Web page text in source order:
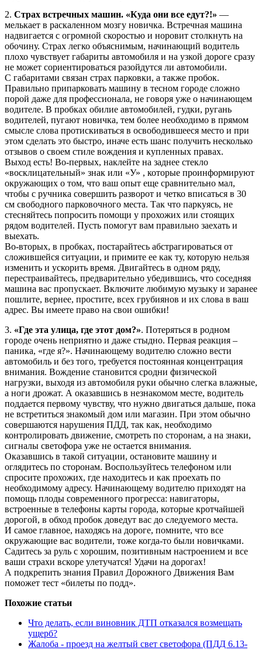
2. Страх встречных машин. «Куда они все едут?!» —
мелькает в раскаленном мозгу новичка. Встречная машина
надвигается с огромной скоростью и норовит столкнуть на
обочину. Страх легко объяснимым, начинающий водитель
плохо чувствует габариты автомобиля и на узкой дороге сразу
не может сориентироваться разойдутся ли автомобили.
С габаритами связан страх парковки, а также пробок.
Правильно припарковать машину в тесном городе сложно
порой даже для профессионала, не говоря уже о начинающем
водителе. В пробках обилие автомобилей, гудки, ругань
водителей, пугают новичка, тем более необходимо в прямом
смысле слова протискиваться в освободившееся место и при
этом сделать это быстро, иначе есть шанс получить несколько
отзывов о своем стиле вождения и купленных правах.
Выход есть! Во-первых, наклейте на заднее стекло
«восклицательный» знак или «У» , которые проинформируют
окружающих о том, что ваш опыт еще сравнительно мал,
чтобы с ручника совершить разворот и четко вписаться в 30
см свободного парковочного места. Так что паркуясь, не
стесняйтесь попросить помощи у прохожих или стоящих
рядом водителей. Пусть помогут вам правильно заехать и
выехать.
Во-вторых, в пробках, постарайтесь абстрагироваться от
сложившейся ситуации, и примите ее как ту, которую нельзя
изменить и ускорить время. Двигайтесь в одном ряду,
перестраивайтесь, предварительно убедившись, что соседняя
машина вас пропускает. Включите любимую музыку и заранее
пошлите, вернее, простите, всех грубиянов и их слова в ваш
адрес. Вы имеете право на свои ошибки!
3. «Где эта улица, где этот дом?». Потеряться в родном
городе очень неприятно и даже стыдно. Первая реакция –
паника, «где я?». Начинающему водителю сложно вести
автомобиль и без того, требуется постоянная концентрация
внимания. Вождение становится сродни физической
нагрузки, выходя из автомобиля руки обычно слегка влажные,
а ноги дрожат. А оказавшись в незнакомом месте, водитель
поддается первому чувству, что нужно двигаться дальше, пока
не встретиться знакомый дом или магазин. При этом обычно
совершаются нарушения ПДД, так как, необходимо
контролировать движение, смотреть по сторонам, а на знаки,
сигналы светофора уже не остается внимания.
Оказавшись в такой ситуации, остановите машину и
оглядитесь по сторонам. Воспользуйтесь телефоном или
спросите прохожих, где находитесь и как проехать по
необходимому адресу. Начинающему водителю приходят на
помощь плоды современного прогресса: навигаторы,
встроенные в телефоны карты города, которые кротчайшей
дорогой, в обход пробок доведут вас до следуемого места.
И самое главное, находясь на дороге, помните, что все
окружающие вас водители, тоже когда-то были новичками.
Садитесь за руль с хорошим, позитивным настроением и все
ваши страхи вскоре улетучатся! Удачи на дорогах!
А подкрепить знания Правил Дорожного Движения Вам
поможет тест «билеты по подд».
Похожие статьи
Что делать, если виновник ДТП отказался возмещать
ущерб?
Жалоба - проезд на желтый свет светофора (ПДД 6.13-